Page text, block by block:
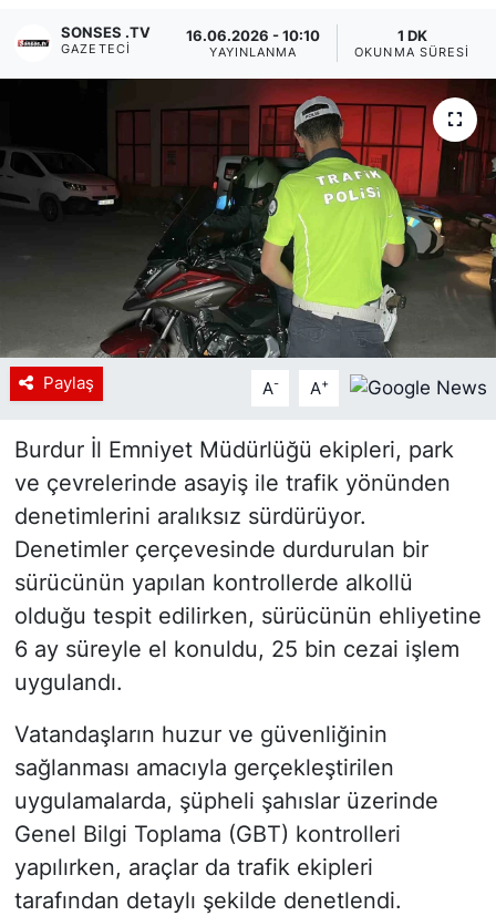
SONSES .TV
GAZETECI
16.06.2026 - 10:10
YAYINLANMA
1 DK
OKUNMA SÜRESI
Paylaş A- A+
Burdur İl Emniyet Müdürlüğü ekipleri, park
ve çevrelerinde asayiş ile trafik yönünden
denetimlerini aralıksız sürdürüyor.
Denetimler çerçevesinde durdurulan bir
sürücünün yapılan kontrollerde alkollü
olduğu tespit edilirken, sürücünün ehliyetine
6 ay süreyle el konuldu, 25 bin cezai işlem
uygulandı.
Vatandaşların huzur ve güvenliğinin
sağlanması amacıyla gerçekleştirilen
uygulamalarda, şüpheli şahıslar üzerinde
Genel Bilgi Toplama (GBT) kontrolleri
yapılırken, araçlar da trafik ekipleri
tarafından detaylı şekilde denetlendi.
Siyaset
Haberde insan
Tanıtım